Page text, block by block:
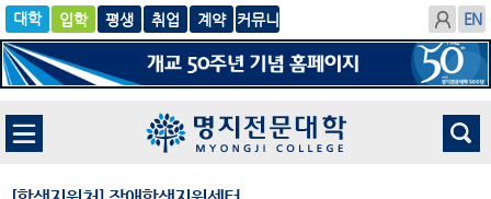
입학
글로
벌
평생 취업
계
약